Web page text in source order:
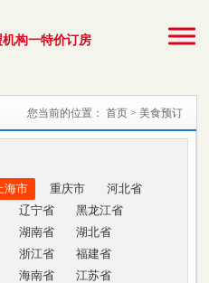
构一特价订房
您当前的位置： 首页 > 美食预订
海市 重庆市
河北省
辽宁省
黑龙江省
湖南省
湖北省
浙江省
福建省
海南省
江苏省